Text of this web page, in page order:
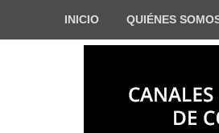
INICIO QUIÉNES